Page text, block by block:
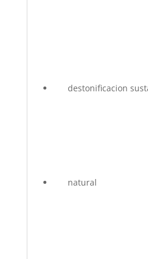
destonificacion
natural